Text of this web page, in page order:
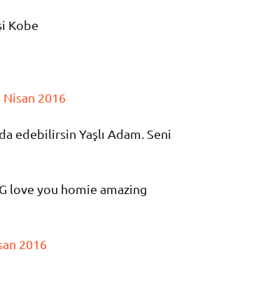
Kobe
Nisan 2016
edebilirsin Yaşlı Adam. Seni
love you homie amazing
2016